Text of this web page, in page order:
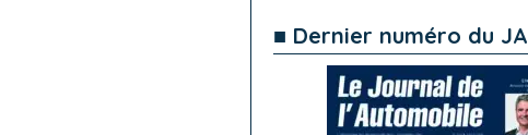
■ Dernier numéro du JA